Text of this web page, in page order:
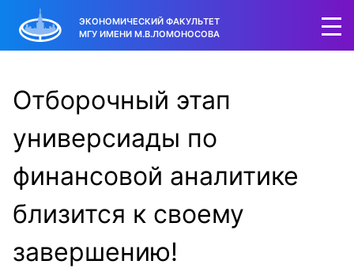
ЭКОНОМИЧЕСКИЙ ФАКУЛЬТЕТ
МГУ ИМЕНИ М.В.ЛОМОНОСОВА
Отборочный этап
универсиады по
финансовой аналитике
близится к своему
завершению!